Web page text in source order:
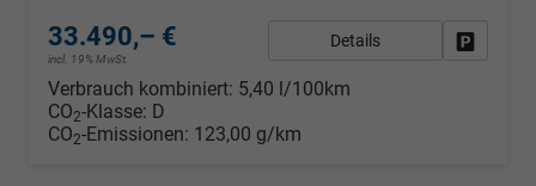
33.490,– €
incl. 19% MwSt.
Details
Verbrauch kombiniert: 5,40 l/100km
CO2-Klasse: D
CO2-Emissionen: 123,00 g/km